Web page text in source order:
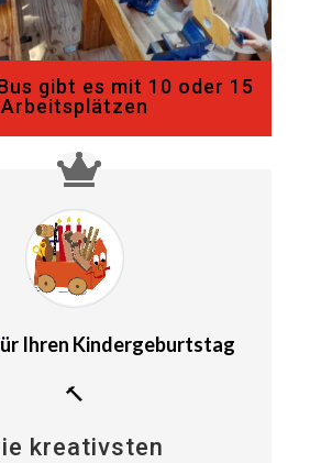
gibt es mit 10 oder 15
Arbeitsplätzen
Ihren Kindergeburtstag
🔨
kreativsten